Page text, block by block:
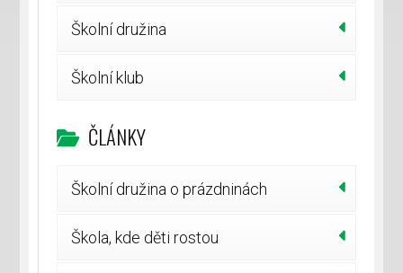
Školní družina
Školní klub
ČLÁNKY
Školní družina o prázdninách
Škola, kde děti rostou